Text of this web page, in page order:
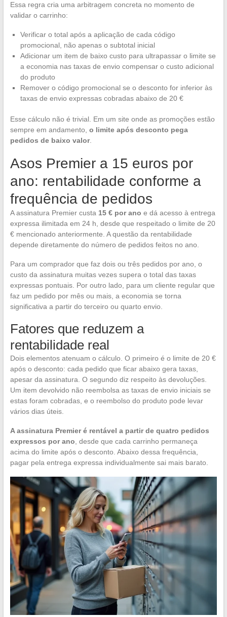
Essa regra cria uma arbitragem concreta no momento de
validar o carrinho:
Verificar o total após a aplicação de cada código
promocional, não apenas o subtotal inicial
Adicionar um item de baixo custo para ultrapassar o limite se
a economia nas taxas de envio compensar o custo adicional
do produto
Remover o código promocional se o desconto for inferior às
taxas de envio expressas cobradas abaixo de 20 €
Esse cálculo não é trivial. Em um site onde as promoções estão
sempre em andamento, o limite após desconto pega
pedidos de baixo valor.
Asos Premier a 15 euros por
ano: rentabilidade conforme a
frequência de pedidos
A assinatura Premier custa 15 € por ano e dá acesso à entrega
expressa ilimitada em 24 h, desde que respeitado o limite de 20
€ mencionado anteriormente. A questão da rentabilidade
depende diretamente do número de pedidos feitos no ano.
Para um comprador que faz dois ou três pedidos por ano, o
custo da assinatura muitas vezes supera o total das taxas
expressas pontuais. Por outro lado, para um cliente regular que
faz um pedido por mês ou mais, a economia se torna
significativa a partir do terceiro ou quarto envio.
Fatores que reduzem a
rentabilidade real
Dois elementos atenuam o cálculo. O primeiro é o limite de 20 €
após o desconto: cada pedido que ficar abaixo gera taxas,
apesar da assinatura. O segundo diz respeito às devoluções.
Um item devolvido não reembolsa as taxas de envio iniciais se
estas foram cobradas, e o reembolso do produto pode levar
vários dias úteis.
A assinatura Premier é rentável a partir de quatro pedidos
expressos por ano, desde que cada carrinho permaneça
acima do limite após o desconto. Abaixo dessa frequência,
pagar pela entrega expressa individualmente sai mais barato.